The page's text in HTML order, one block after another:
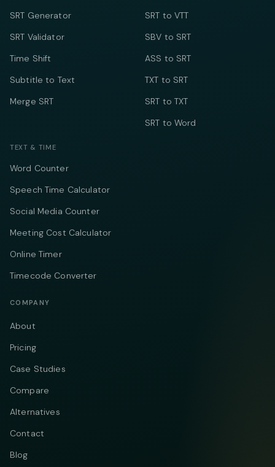
SRT Generator
SRT Validator
Time Shift
Subtitle to Text
Merge SRT
SRT to VTT
SBV to SRT
ASS to SRT
TXT to SRT
SRT to TXT
SRT to Word
TEXT & TIME
Word Counter
Speech Time Calculator
Social Media Counter
Meeting Cost Calculator
Online Timer
Timecode Converter
COMPANY
About
Pricing
Case Studies
Compare
Alternatives
Contact
Blog